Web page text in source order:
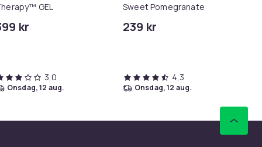
GEL
kr
3,0
onsdag, 12 aug.
Sweet Pomegranate
239 kr
4,3
onsdag, 12 aug.